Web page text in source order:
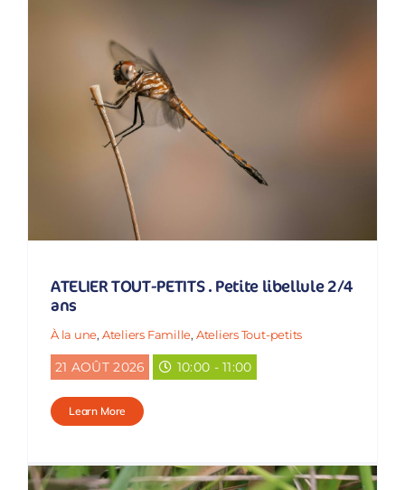
ATELIER TOUT-PETITS . Petite libellule 2/4
ans
À la une, Ateliers Famille, Ateliers Tout-petits
21 AOÛT 2026 10:00 - 11:00
Learn More